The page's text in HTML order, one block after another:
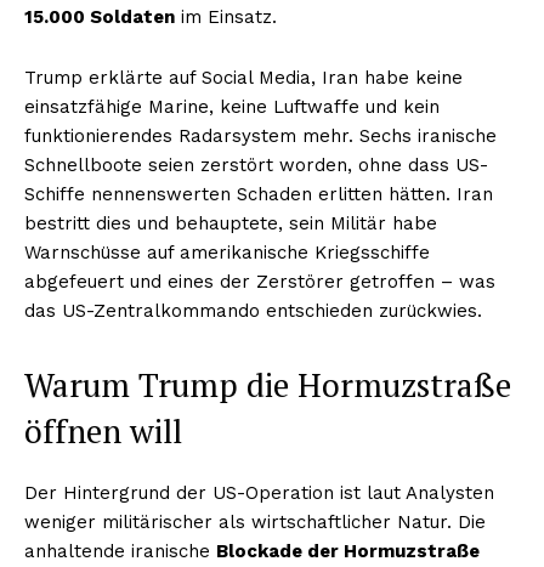
15.000 Soldaten im Einsatz.
Trump erklärte auf Social Media, Iran habe keine
einsatzfähige Marine, keine Luftwaffe und kein
funktionierendes Radarsystem mehr. Sechs iranische
Schnellboote seien zerstört worden, ohne dass US-
Schiffe nennenswerten Schaden erlitten hätten. Iran
bestritt dies und behauptete, sein Militär habe
Warnschüsse auf amerikanische Kriegsschiffe
abgefeuert und eines der Zerstörer getroffen – was
das US-Zentralkommando entschieden zurückwies.
Warum Trump die Hormuzstraße
öffnen will
Der Hintergrund der US-Operation ist laut Analysten
weniger militärischer als wirtschaftlicher Natur. Die
anhaltende iranische Blockade der Hormuzstraße